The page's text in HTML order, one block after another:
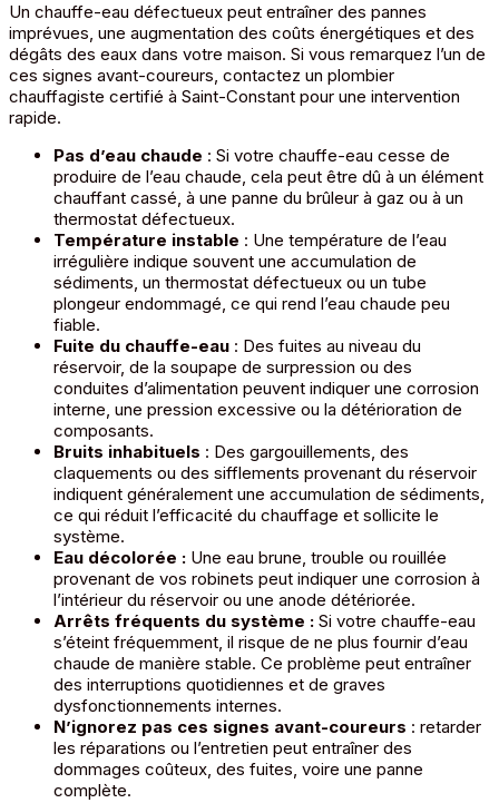
Un chauffe-eau défectueux peut entraîner des pannes
imprévues, une augmentation des coûts énergétiques et des
dégâts des eaux dans votre maison. Si vous remarquez l’un de
ces signes avant-coureurs, contactez un plombier
chauffagiste certifié à Saint-Constant pour une intervention
rapide.
Pas d’eau chaude : Si votre chauffe-eau cesse de
produire de l’eau chaude, cela peut être dû à un élément
chauffant cassé, à une panne du brûleur à gaz ou à un
thermostat défectueux.
Température instable : Une température de l’eau
irrégulière indique souvent une accumulation de
sédiments, un thermostat défectueux ou un tube
plongeur endommagé, ce qui rend l’eau chaude peu
fiable.
Fuite du chauffe-eau : Des fuites au niveau du
réservoir, de la soupape de surpression ou des
conduites d’alimentation peuvent indiquer une corrosion
interne, une pression excessive ou la détérioration de
composants.
Bruits inhabituels : Des gargouillements, des
claquements ou des sifflements provenant du réservoir
indiquent généralement une accumulation de sédiments,
ce qui réduit l’efficacité du chauffage et sollicite le
système.
Eau décolorée : Une eau brune, trouble ou rouillée
provenant de vos robinets peut indiquer une corrosion à
l’intérieur du réservoir ou une anode détériorée.
Arrêts fréquents du système : Si votre chauffe-eau
s’éteint fréquemment, il risque de ne plus fournir d’eau
chaude de manière stable. Ce problème peut entraîner
des interruptions quotidiennes et de graves
dysfonctionnements internes.
N’ignorez pas ces signes avant-coureurs : retarder
les réparations ou l’entretien peut entraîner des
dommages coûteux, des fuites, voire une panne
complète.